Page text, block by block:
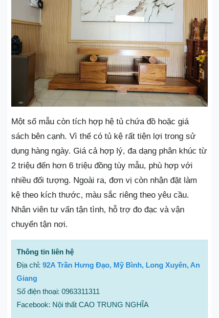
Một số mẫu còn tích hợp hệ tủ chứa đồ hoặc giá
sách bên cạnh. Vì thế có tủ kệ rất tiện lợi trong sử
dụng hàng ngày. Giá cả hợp lý, đa dạng phân khúc từ
2 triệu đến hơn 6 triệu đồng tùy mẫu, phù hợp với
nhiều đối tượng. Ngoài ra, đơn vị còn nhận đặt làm
kệ theo kích thước, màu sắc riêng theo yêu cầu.
Nhân viên tư vấn tận tình, hỗ trợ đo đạc và vận
chuyển tận nơi.
Thông tin liên hệ
Địa chỉ: 92A Trần Hưng Đạo, Mỹ Bình, Long Xuyên, An
Giang
Số điện thoại: 0963311311
Facebook: Nội thất CAO TRUNG NGHĨA